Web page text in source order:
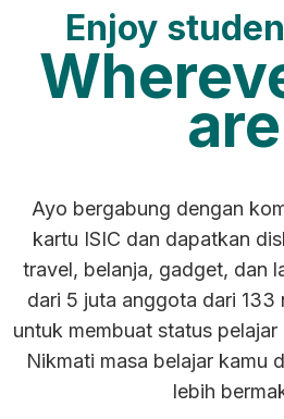
Enjoy
Ayo bergabung dengan
kartu ISIC dan dapatkan
travel, belanja, gadget, dan
dari 5 juta anggota dari 133
untuk membuat status
Nikmati masa belajar kamu
lebih